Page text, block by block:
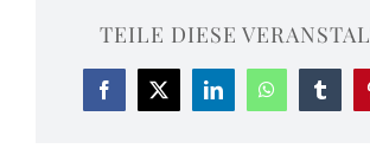
TEILE DIESE
Facebook
X LinkedInWhatsApp